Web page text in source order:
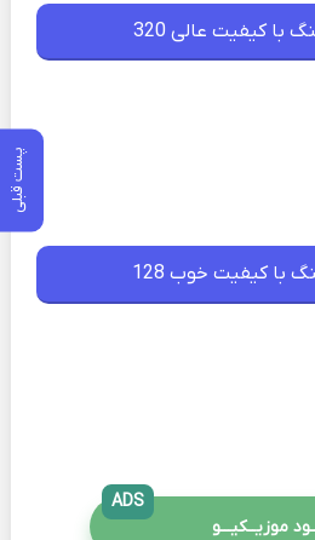
پست قبلی
با کیفیت عالی 320
با کیفیت خوب 128
موزیــکیـــو
ADS